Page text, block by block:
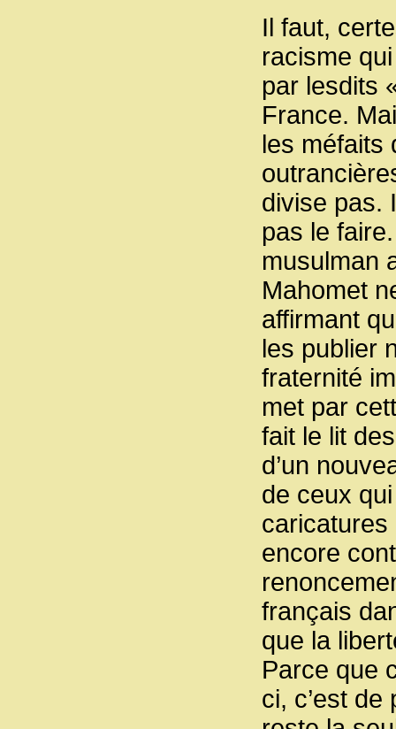
Il faut,
racisme
par lesdits
France.
les méfaits
divise pas.
pas le
musulman
Mahomet
affirmant
les publier
fraternité
met par
fait le lit
d’un
de ceux
caricatures
encore
français
que la
Parce que
ci, c’est